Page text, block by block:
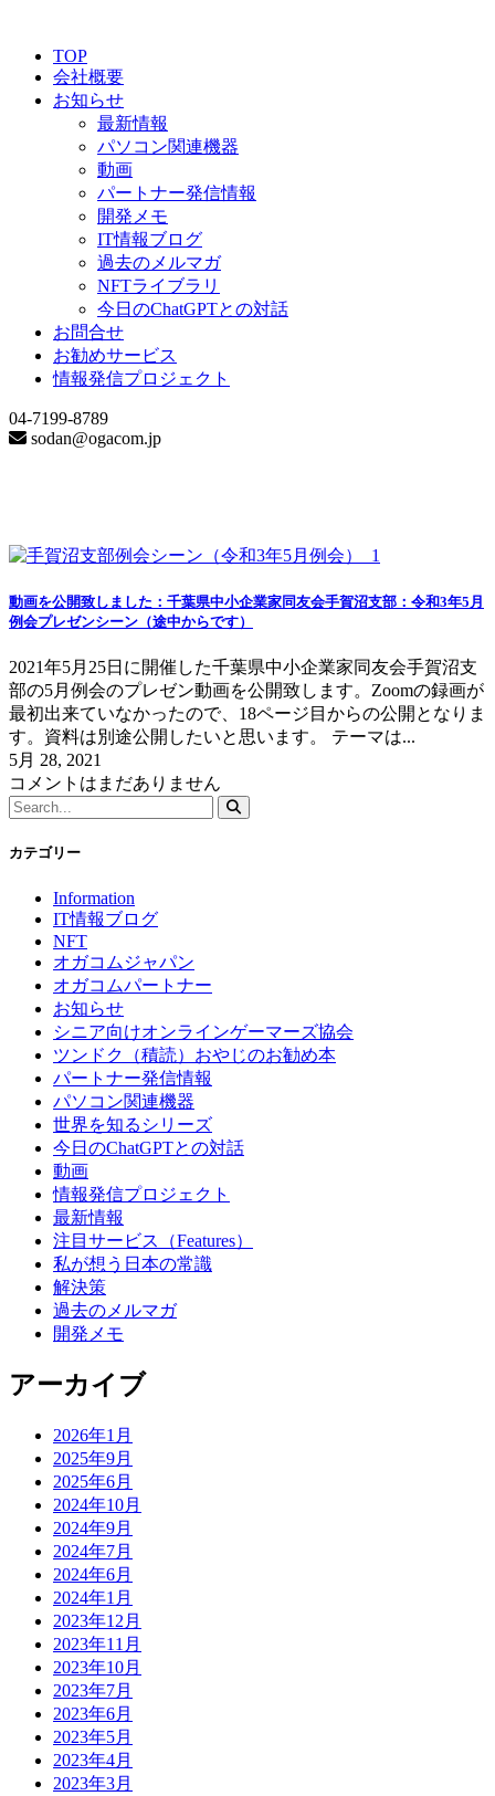
TOP
会社概要
お知らせ
最新情報
パソコン関連機器
動画
パートナー発信情報
開発メモ
IT情報ブログ
過去のメルマガ
NFTライブラリ
今日のChatGPTとの対話
お問合せ
お勧めサービス
情報発信プロジェクト
04-7199-8789
sodan@ogacom.jp
動画を公開致しました：千葉県中小企業家同友会手賀沼支部：令和3年5月
例会プレゼンシーン（途中からです）
2021年5月25日に開催した千葉県中小企業家同友会手賀沼支
部の5月例会のプレゼン動画を公開致します。Zoomの録画が
最初出来ていなかったので、18ページ目からの公開となりま
す。資料は別途公開したいと思います。 テーマは...
5月 28, 2021
コメントはまだありません
カテゴリー
Information
IT情報ブログ
NFT
オガコムジャパン
オガコムパートナー
お知らせ
シニア向けオンラインゲーマーズ協会
ツンドク（積読）おやじのお勧め本
パートナー発信情報
パソコン関連機器
世界を知るシリーズ
今日のChatGPTとの対話
動画
情報発信プロジェクト
最新情報
注目サービス（Features）
私が想う日本の常識
解決策
過去のメルマガ
開発メモ
アーカイブ
2026年1月
2025年9月
2025年6月
2024年10月
2024年9月
2024年7月
2024年6月
2024年1月
2023年12月
2023年11月
2023年10月
2023年7月
2023年6月
2023年5月
2023年4月
2023年3月